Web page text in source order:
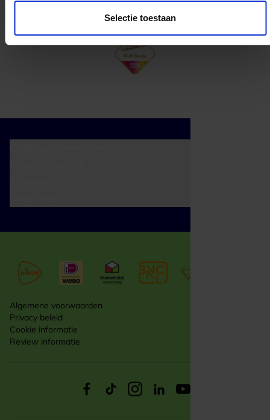
Selectie toestaan
Algemene voorwaarden
Privacy beleid
Cookie informatie
Review informatie